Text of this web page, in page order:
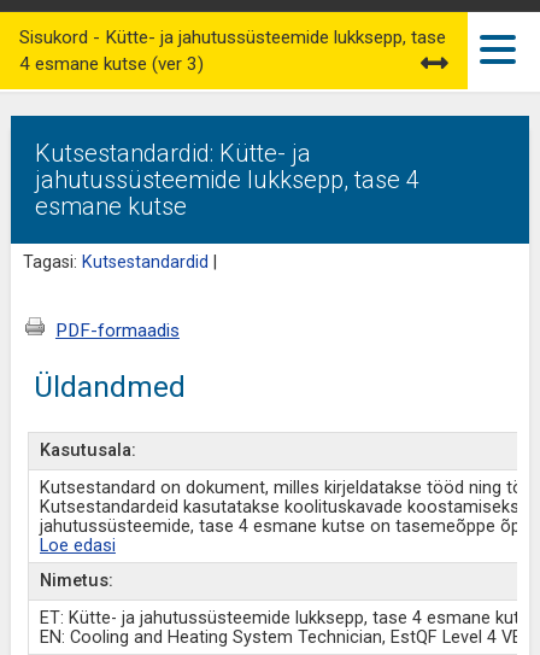
Kutsestandardid: Kütte- ja
jahutussüsteemide lukksepp, tase 4
esmane kutse
Tagasi: Kutsestandardid
Sisukord - Kütte- ja jahutussüsteemide lukksepp, tase
4 esmane kutse (ver 3)
PDF-formaadis
Üldandmed
Kasutusala:
Kutsestandard on dokument, milles kirjeldatakse tööd ning
Kutsestandardeid kasutatakse koolituskavade koostamiseks
jahutussüsteemide, tase 4 esmane kutse on tasemeõppe
Loe edasi
Nimetus:
ET: Kütte- ja jahutussüsteemide lukksepp, tase 4 esmane kutse
EN: Cooling and Heating System Technician, EstQF Level 4 VET